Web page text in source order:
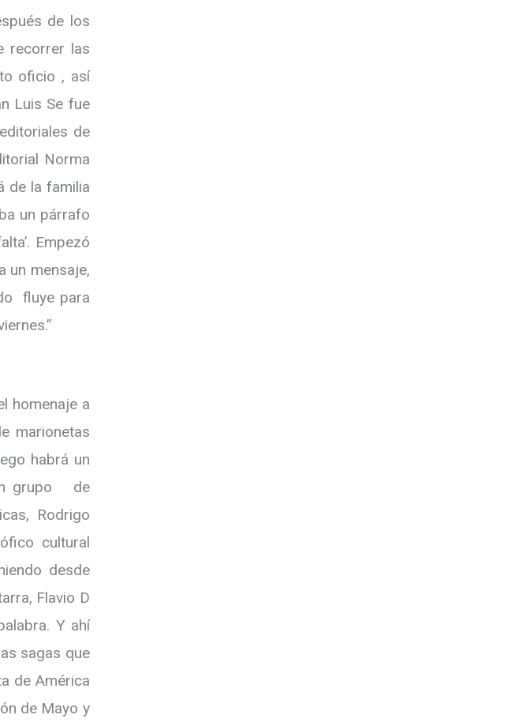
de los
recorrer las
oficio , así
Luis Se fue
de
Norma
de la familia
un párrafo
Empezó
un mensaje,
fluye para
homenaje a
marionetas
habrá un
grupo de
Rodrigo
cultural
desde
Flavio D
Y ahí
sagas que
de América
de Mayo y